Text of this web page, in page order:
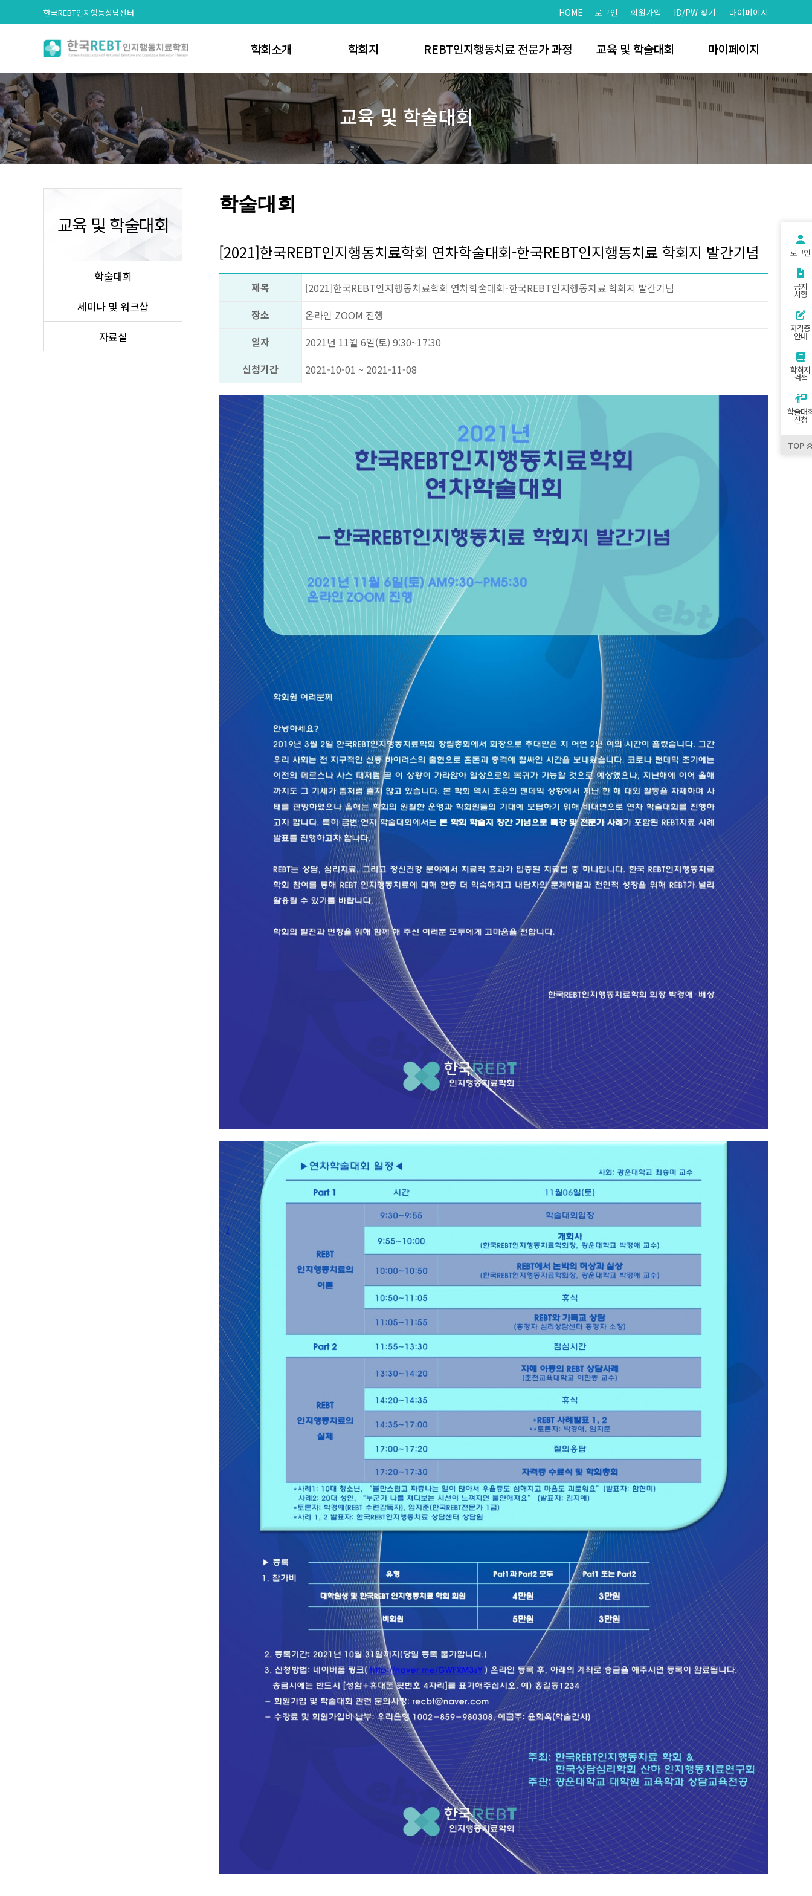
한국REBT인지행동상담센터 HOME 로그인 회원가입 ID/PW 찾기 마이페이지
학회소개
인사말
학회 연혁
조직도
회원가입절차
사무국 위치안내
학회지
논문게재 신청방법
학회지 투고규정
학회지 발간규정
심사규정
REBT인지행동치료 전문가 과정
REBT인지행동치료 전문가
REBT인지행동치료 코치
REBT인지행동치료 전문가 명단
REBT인지행동치료 코치 명단
교육 및 학술대회
자료실
마이페이지
회원가입
회원정보찾기
개인정보처리방침
교육 및 학술대회
학술대회
세미나 및 워크샵
자료실
교육 및 학술대회
학술대회
[2021]한국REBT인지행동치료학회 연차학술대회-한국REBT인지행동치료 학회지 발간기념
제목
[2021]한국REBT인지행동치료학회 연차학술대회-한국REBT인지행동치료 학회지 발간기념
장소
온라인 ZOOM 진행
일자
2021년 11월 6일(토) 9:30~17:30
신청기간
2021-10-01 ~ 2021-11-08
로그인
공지
사항
자격증
안내
학회지
검색
학술대
신청
TOP